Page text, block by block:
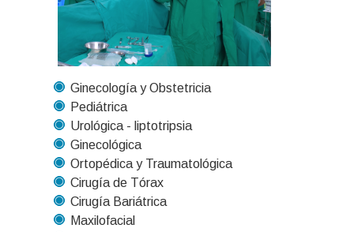
Ginecología y Obstetricia
Pediátrica
Urológica - liptotripsia
Ginecológica
Ortopédica y Traumatológica
Cirugía de Tórax
Cirugía Bariátrica
Maxilofacial